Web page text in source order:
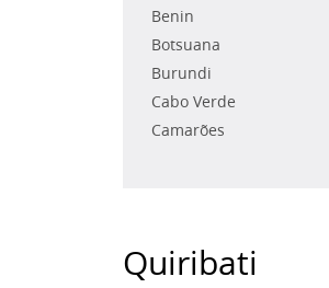
Benin
Botsuana
Burundi
Cabo Verde
Camarões
Quiribati